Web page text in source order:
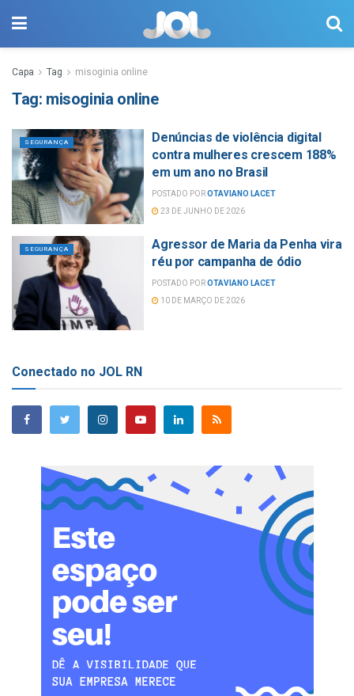
Capa Tag misoginia online
Tag: misoginia online
SEGURANÇA
Denúncias de violência digital
contra mulheres crescem 188%
em um ano no Brasil
POSTADO POROTAVIANO LACET
23 DE JUNHO DE 2026
SEGURANÇA
Agressor de Maria da Penha vira
réu por campanha de ódio
POSTADO POROTAVIANO LACET
10 DE MARÇO DE 2026
Conectado no JOL RN